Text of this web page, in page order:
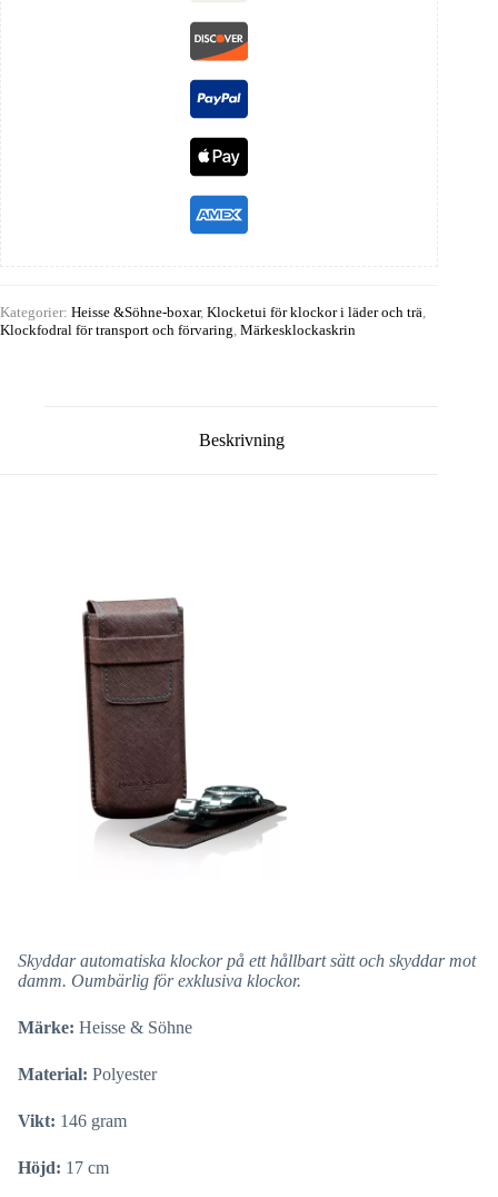
Kategorier: Heisse &Söhne-boxar, Klocketui för klockor i läder och trä,
Klockfodral för transport och förvaring, Märkesklockaskrin
Beskrivning
Skyddar automatiska klockor på ett hållbart sätt och skyddar mot
damm. Oumbärlig för exklusiva klockor.
Märke: Heisse & Söhne
Material: Polyester
Vikt: 146 gram
Höjd: 17 cm